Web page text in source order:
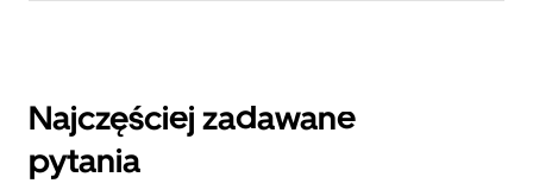
Najczęściej zadawane
pytania